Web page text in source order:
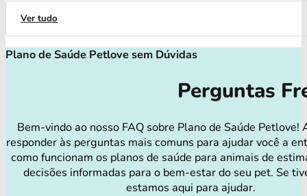
Ver tudo
Plano de Saúde Petlove sem Dúvidas
Perguntas
Bem-vindo ao nosso FAQ sobre Plano de Saúde Petlove!
responder às perguntas mais comuns para ajudar você a
como funcionam os planos de saúde para animais de
decisões informadas para o bem-estar do seu pet. Se
estamos aqui para ajudar.